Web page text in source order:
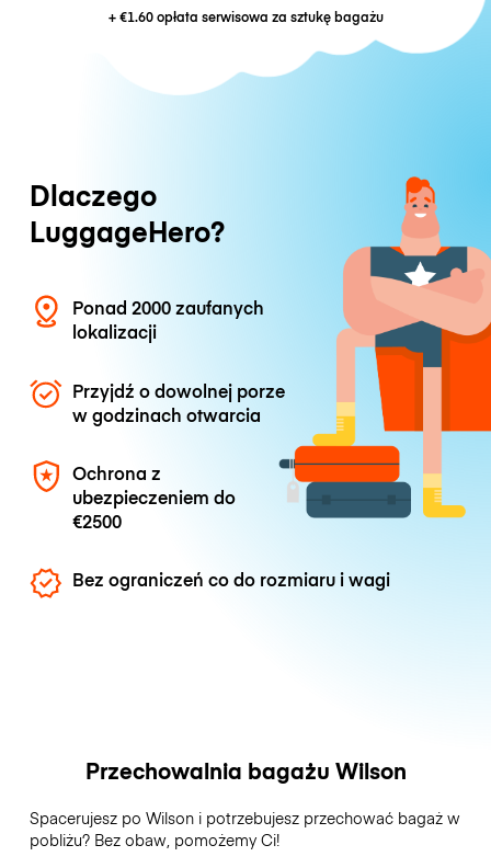
+€1.60opłata serwisowa za sztukę bagażu
Dlaczego
LuggageHero?
Ponad 2000 zaufanych
lokalizacji
Przyjdź o dowolnej porze
w godzinach otwarcia
Ochrona z
ubezpieczeniem do
€2500
Bez ograniczeń co do rozmiaru i wagi
Przechowalnia bagażu Wilson
Spacerujesz po Wilson i potrzebujesz przechować bagaż w
pobliżu? Bez obaw, pomożemy Ci!